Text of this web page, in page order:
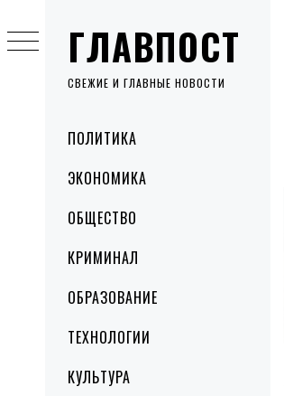
ГЛАВПОСТ
СВЕЖИЕ И ГЛАВНЫЕ НОВОСТИ
MenuПОЛИТИКА
ЭКОНОМИКА
ОБЩЕСТВО
КРИМИНАЛ
ОБРАЗОВАНИЕ
ТЕХНОЛОГИИ
КУЛЬТУРА
to
content